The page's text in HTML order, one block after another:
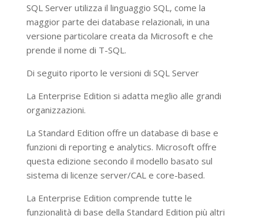
SQL Server utilizza il linguaggio SQL, come la
maggior parte dei database relazionali, in una
versione particolare creata da Microsoft e che
prende il nome di T-SQL.
Di seguito riporto le versioni di SQL Server
La Enterprise Edition si adatta meglio alle grandi
organizzazioni.
La Standard Edition offre un database di base e
funzioni di reporting e analytics. Microsoft offre
questa edizione secondo il modello basato sul
sistema di licenze server/CAL e core-based.
La Enterprise Edition comprende tutte le
funzionalità di base della Standard Edition più altri